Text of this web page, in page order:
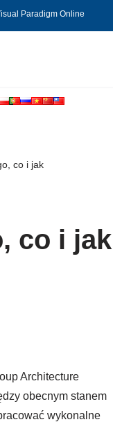
Paradigm Online
co i jak
co i jak
Architecture
obecnym stanem
wykonalne